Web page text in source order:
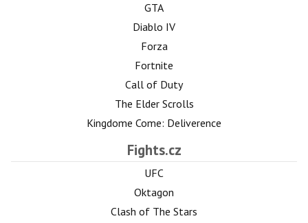
GTA
Diablo IV
Forza
Fortnite
Call of Duty
The Elder Scrolls
Kingdome Come: Deliverence
Fights.cz
UFC
Oktagon
Clash of The Stars